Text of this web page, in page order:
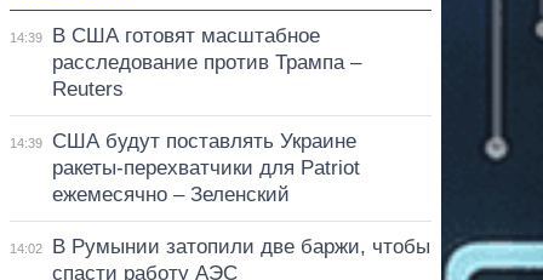
14:39
В США готовят масштабное
расследование против Трампа –
Reuters
14:39
США будут поставлять Украине
ракеты-перехватчики для Patriot
ежемесячно – Зеленский
14:02
В Румынии затопили две баржи, чтобы
спасти работу АЭС